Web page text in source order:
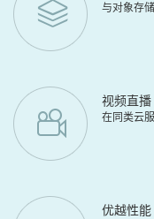
与对象存
视频直播
在同类云
优越性能